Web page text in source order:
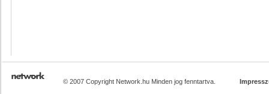
© 2007 Copyright Network.hu Minden jog fenntartva.